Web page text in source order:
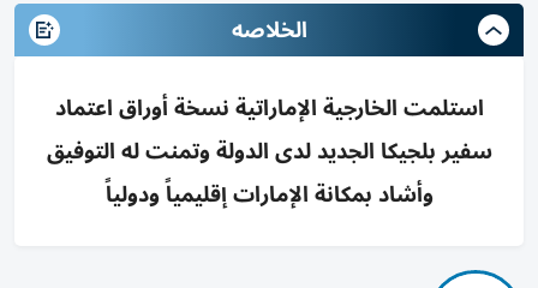
الخلاصه
استلمت الخارجية الإماراتية نسخة أوراق اعتماد
سفير بلجيكا الجديد لدى الدولة وتمنت له التوفيق
وأشاد بمكانة الإمارات إقليمياً ودولياً